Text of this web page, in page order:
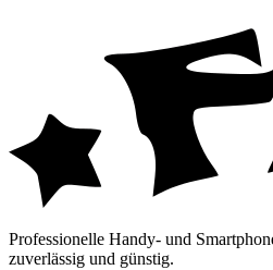
Professionelle Handy- und
zuverlässig und günstig.